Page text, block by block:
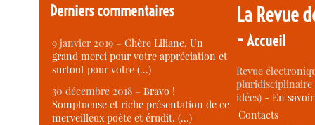
Derniers commentaires
9 janvier 2019 –Chère Liliane, Un
grand merci pour votre appréciation et
surtout pour votre (…)
30 décembre 2018 –Bravo !
Somptueuse et riche présentation de ce
merveilleux poète et érudit. (…)
La Revue
-Accueil
Revue
idées) -En
Contacts